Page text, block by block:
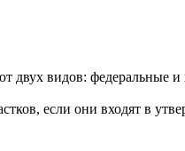
двух видов: федеральные
если они входят в